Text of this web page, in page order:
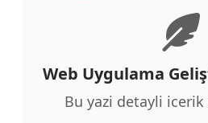
Web Uygulama
Bu yazi detayli